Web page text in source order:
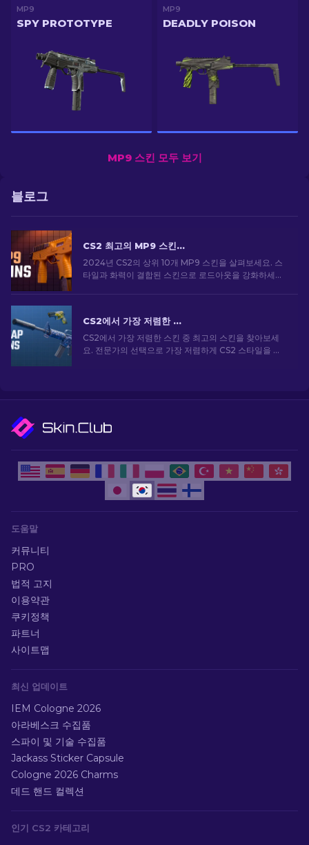
MP9
SPY PROTOTYPE
MP9
DEADLY POISON
MP9 스킨 모두 보기
블로그
CS2 최고의 MP9 스킨: 에디터의 선택 [2026]
2024년 CS2의 상위 10개 MP9 스킨을 살펴보세요. 스
타일과 화력이 결합된 스킨으로 로드아웃을 강화하세요.
CS2에서 가장 저렴한 스킨 [2026]
CS2에서 가장 저렴한 스킨 중 최고의 스킨을 찾아보세
요. 전문가의 선택으로 가장 저렴하게 CS2 스타일을 업
도움말
커뮤니티
PRO
법적 고지
이용약관
쿠키정책
파트너
사이트맵
최신 업데이트
IEM Cologne 2026
아라베스크 수집품
스파이 및 기술 수집품
Jackass Sticker Capsule
Cologne 2026 Charms
데드 핸드 컬렉션
인기 CS2 카테고리